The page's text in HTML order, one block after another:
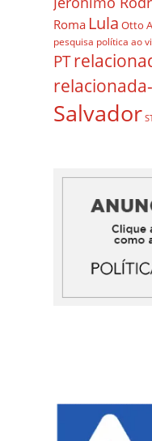
Roma Lula Otto
pesquisa política ao
PT
Salvador